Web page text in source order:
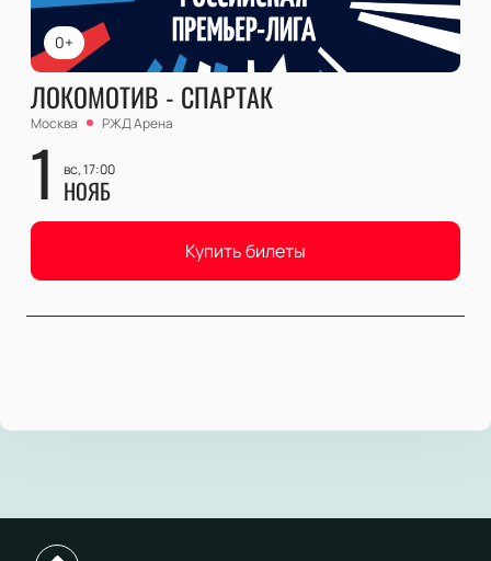
0+
ЛОКОМОТИВ - СПАРТАК
Москва РЖД Арена
1 вс, 17:00
НОЯБ
Купить билеты